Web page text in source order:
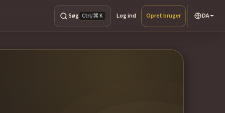
Søg Ctrl/⌘ K Log ind Opret bruger DA